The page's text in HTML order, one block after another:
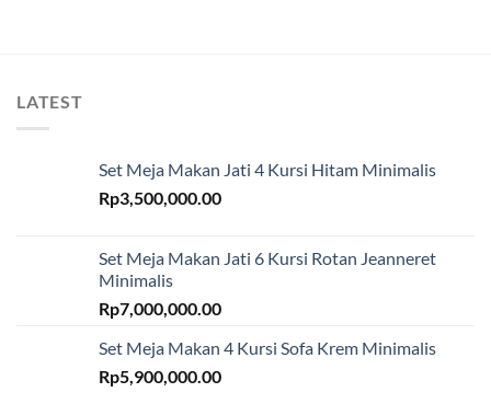
LATEST
Set Meja Makan Jati 4 Kursi Hitam Minimalis
Rp3,500,000.00
Set Meja Makan Jati 6 Kursi Rotan Jeanneret
Minimalis
Rp7,000,000.00
Set Meja Makan 4 Kursi Sofa Krem Minimalis
Rp5,900,000.00